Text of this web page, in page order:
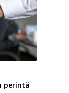
perintä